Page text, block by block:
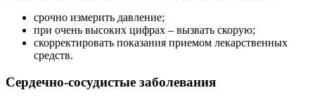
срочно измерить давление;
при очень высоких цифрах – вызвать скорую;
скорректировать показания приемом лекарственных
средств.
Сердечно-сосудистые заболевания